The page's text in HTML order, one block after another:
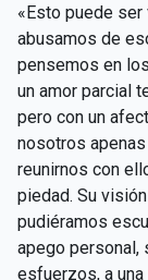
«Esto puede
abusamos de
pensemos en
un amor parcial
pero con un
nosotros
reunirnos con
piedad. Su
pudiéramos
apego personal,
esfuerzos, a una